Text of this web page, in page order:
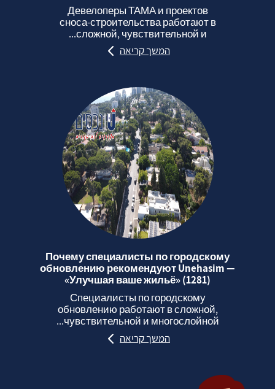
Девелоперы ТАМА и проектов
сноса‑строительства работают в
сложной, чувствительной и...
המשך קריאה
Почему специалисты по городскому
обновлению рекомендуют Unehasim —
«Улучшая ваше жильё» (1281)
Специалисты по городскому
обновлению работают в сложной,
чувствительной и многослойной...
המשך קריאה